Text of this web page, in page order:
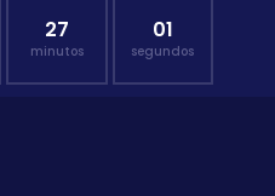
27
minutos
01
segundos